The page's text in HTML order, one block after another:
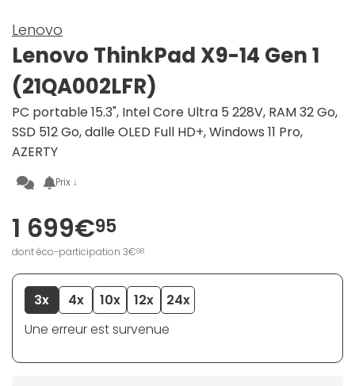
Lenovo
Lenovo ThinkPad X9-14 Gen 1
(21QA002LFR)
PC portable 15.3", Intel Core Ultra 5 228V, RAM 32 Go,
SSD 512 Go, dalle OLED Full HD+, Windows 11 Pro,
AZERTY
Prix ↓
1 699€95
dont éco-participation 3€98
3x 4x 10x 12x
24x
Une erreur est survenue